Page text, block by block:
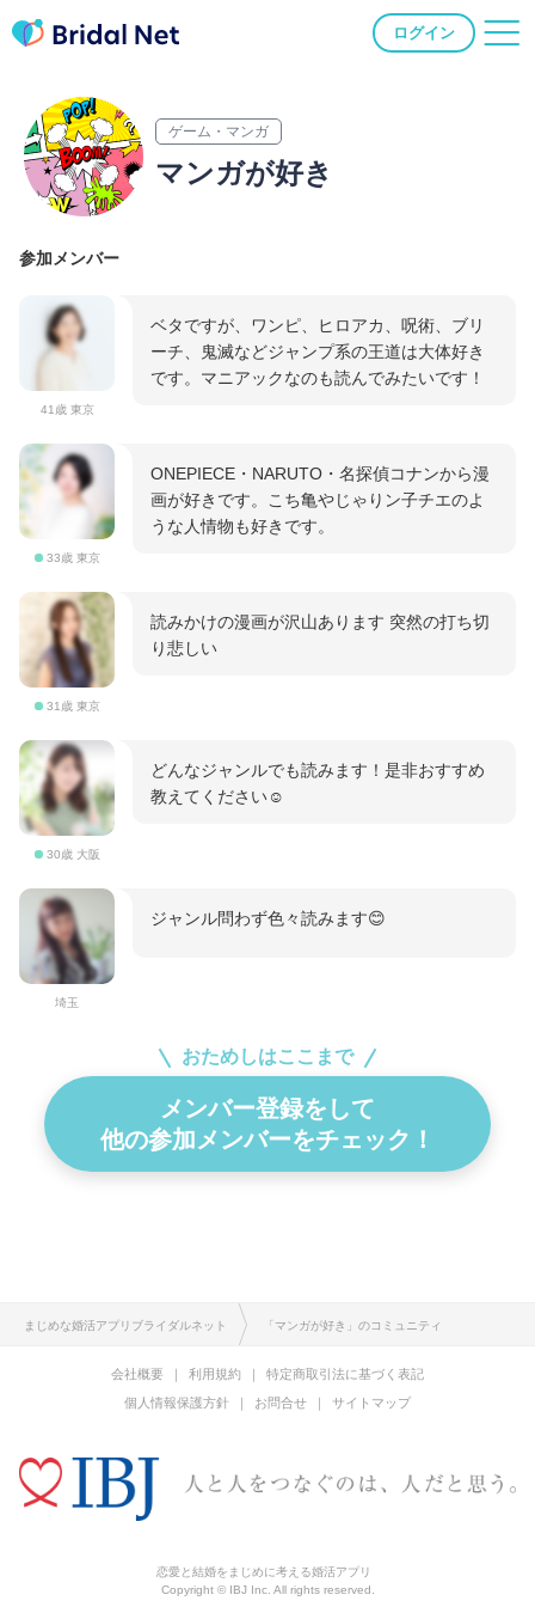
ログイン
ゲーム・マンガ
マンガが好き
参加メンバー
41歳 東京
ベタですが、ワンピ、ヒロアカ、呪術、ブリ
ーチ、鬼滅などジャンプ系の王道は大体好き
です。マニアックなのも読んでみたいです！
33歳 東京
ONEPIECE・NARUTO・名探偵コナンから漫
画が好きです。こち亀やじゃりン子チエのよ
うな人情物も好きです。
31歳 東京
読みかけの漫画が沢山あります 突然の打ち切
り悲しい
30歳 大阪
どんなジャンルでも読みます！是非おすすめ
教えてください☺️
埼玉
ジャンル問わず色々読みます😊
おためしはここまで
メンバー登録をして
他の参加メンバーをチェック！
まじめな婚活アプリブライダルネット 「マンガが好き」のコミュニティ
会社概要 利用規約
特定商取引法に基づく表記
個人情報保護方針
お問合せ サイトマップ
恋愛と結婚をまじめに考える婚活アプリ
Copyright © IBJ Inc. All rights reserved.